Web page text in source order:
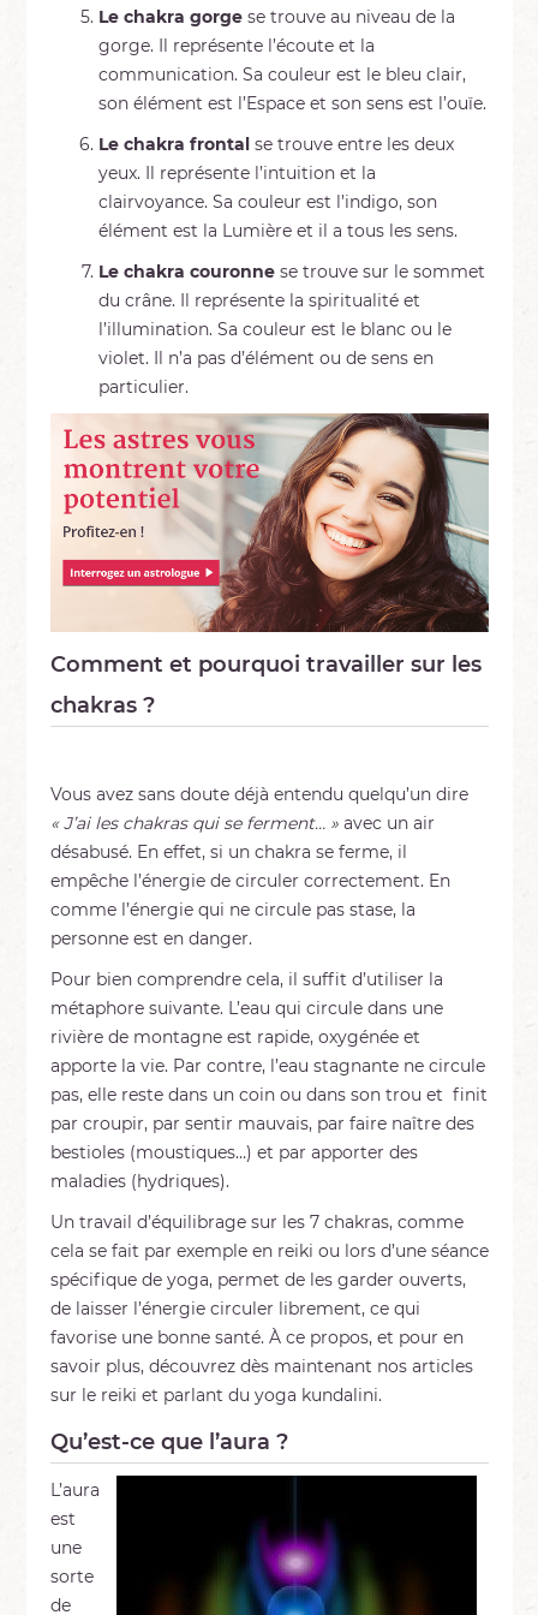
Le chakra gorgese trouve au niveau de la
gorge. Il représente l’écoute et la
communication. Sa couleur est le bleu clair,
son élément est l’Espace et son sens est l’ouïe.
Le chakra frontalse trouve entre les deux
yeux. Il représente l’intuition et la
clairvoyance. Sa couleur est l’indigo, son
élément est la Lumière et il a tous les sens.
Le chakra couronnese trouve sur le sommet
du crâne. Il représente la spiritualité et
l’illumination. Sa couleur est le blanc ou le
violet. Il n’a pas d’élément ou de sens en
particulier.
Comment et pourquoi travailler sur les
chakras ?
Vous avez sans doute déjà entendu quelqu’un dire
« J’ai les chakras qui se ferment… »avec un air
désabusé. En effet, si un chakra se ferme, il
empêche l’énergie de circuler correctement. En
comme l’énergie qui ne circule pas stase, la
personne est en danger.
Pour bien comprendre cela, il suffit d’utiliser la
métaphore suivante. L’eau qui circule dans une
rivière de montagne est rapide, oxygénée et
apporte la vie. Par contre, l’eau stagnante ne circule
pas, elle reste dans un coin ou dans son trou et finit
par croupir, par sentir mauvais, par faire naître des
bestioles (moustiques…) et par apporter des
maladies (hydriques).
Un travail d’équilibrage sur les 7 chakras, comme
cela se fait par exemple en reiki ou lors d’une séance
spécifique de yoga, permet de les garder ouverts,
de laisser l’énergie circuler librement, ce qui
favorise une bonne santé. À ce propos, et pour en
savoir plus, découvrez dès maintenant nos articles
sur le reiki et parlant du yoga kundalini.
Qu’est-ce que l’aura ?
L’aura
est
une
sorte
de